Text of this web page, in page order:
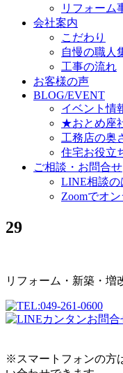
リフォーム
会社案内
こだわり
自慢の職人
工事の流れ
お客様の声
BLOG/EVENT
イベント情
★おとめ座
工務店の奥
住宅お役立
ご相談・お問合せ
LINE相談の
Zoomでオ
29
リフォーム・新築・増
※スマートフォンの方